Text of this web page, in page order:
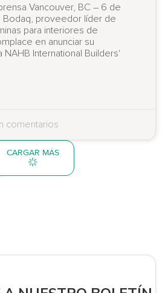
Vancouver, BC – 6 de
proveedor líder de
para interiores de
en anunciar su
NAHB International Builders'
comentarios
CARGAR MÁS